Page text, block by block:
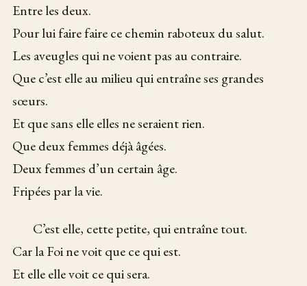
Entre les deux.
Pour lui faire faire ce chemin raboteux du salut.
Les aveugles qui ne voient pas au contraire.
Que c’est elle au milieu qui entraîne ses grandes
sœurs.
Et que sans elle elles ne seraient rien.
Que deux femmes déjà âgées.
Deux femmes d’un certain âge.
Fripées par la vie.
C’est elle, cette petite, qui entraîne tout.
Car la Foi ne voit que ce qui est.
Et elle elle voit ce qui sera.